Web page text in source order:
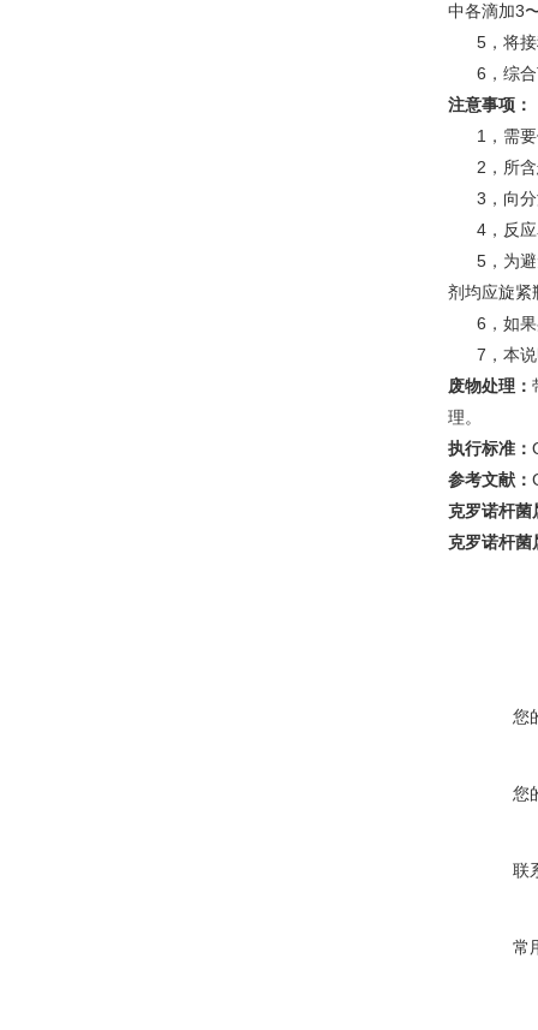
中各滴加3
5，将接
6，综合
注意事项：
1，需要
2，所含
3，向分
4，反应
5，为避
剂均应旋紧
6，如果
7，本说
废物处理：
理。
执行标准：
参考文献：
克罗诺杆菌
克罗诺杆菌
您
您
联
常